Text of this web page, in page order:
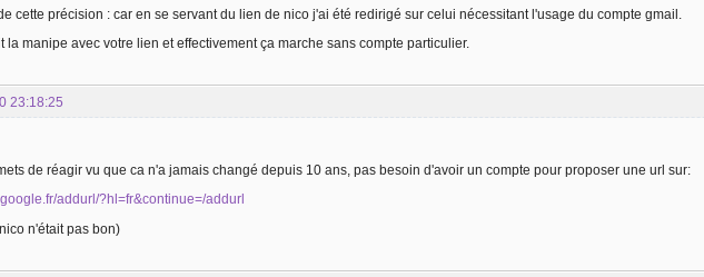
cette précision : car en se servant du lien de nico j'ai été redirigé sur celui nécessitant l'usage du compte gmail.
la manipe avec votre lien et effectivement ça marche sans compte particulier.
23:18:25
de réagir vu que ca n'a jamais changé depuis 10 ans, pas besoin d'avoir un compte pour proposer une url sur:
addurl/?hl=fr&continue=/addurl
n'était pas bon)